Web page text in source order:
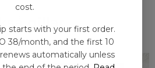
gillar
cost.
starts with your first order.
38/month, and the first 10
automatically unless